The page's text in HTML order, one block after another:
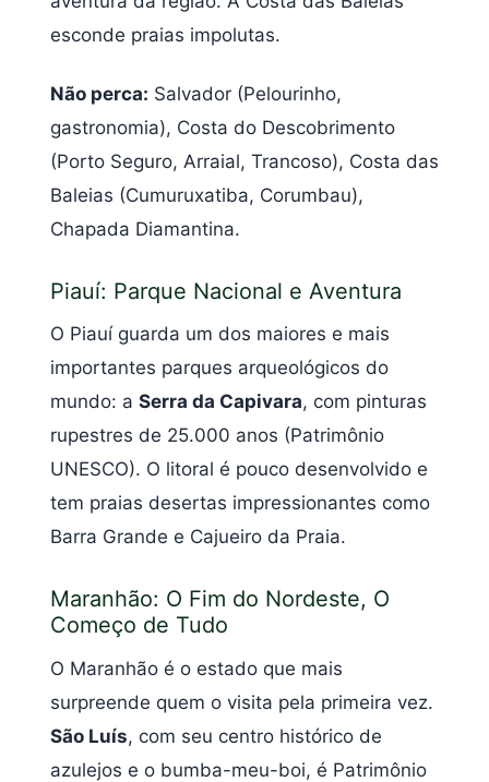
esconde praias impolutas.
Não perca: Salvador (Pelourinho,
gastronomia), Costa do Descobrimento
(Porto Seguro, Arraial, Trancoso), Costa das
Baleias (Cumuruxatiba, Corumbau),
Chapada Diamantina.
Piauí: Parque Nacional e Aventura
O Piauí guarda um dos maiores e mais
importantes parques arqueológicos do
mundo: a Serra da Capivara, com pinturas
rupestres de 25.000 anos (Patrimônio
UNESCO). O litoral é pouco desenvolvido e
tem praias desertas impressionantes como
Barra Grande e Cajueiro da Praia.
Maranhão: O Fim do Nordeste, O
Começo de Tudo
O Maranhão é o estado que mais
surpreende quem o visita pela primeira vez.
São Luís, com seu centro histórico de
azulejos e o bumba-meu-boi, é Patrimônio